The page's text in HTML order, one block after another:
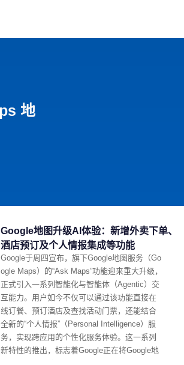
地
Google地图升级AI体验：新增外卖下单、
酒店预订及个人情报集成等功能
Google于周四宣布，旗下Google地图服务（Go
ogle Maps）的“Ask Maps”功能迎来重大升级，
正式引入一系列智能化与智能体（Agentic）交
互能力。用户如今不仅可以通过该功能直接在
线订餐、预订酒店及查找活动门票，还能结合
全新的“个人情报”（Personal Intelligence）服
务，实现跨应用的个性化服务体验。这一系列
新特性的推出，标志着Google正在将Google地